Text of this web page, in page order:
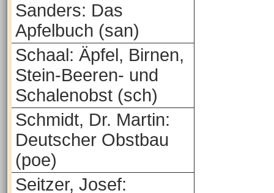
Sanders: Das
Apfelbuch (san)
Schaal: Äpfel, Birnen,
Stein-Beeren- und
Schalenobst (sch)
Schmidt, Dr. Martin:
Deutscher Obstbau
(poe)
Seitzer, Josef: